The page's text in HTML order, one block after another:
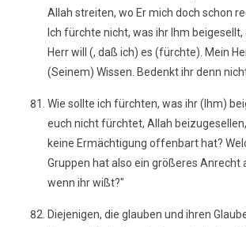
Allah streiten, wo Er mich doch schon
Ich fürchte nicht, was ihr Ihm
Herr will (, daß ich) es (fürchte). Mein
(Seinem) Wissen. Bedenkt ihr denn
Wie sollte ich fürchten, was ihr (Ihm)
euch nicht fürchtet, Allah
keine Ermächtigung offenbart hat?
Gruppen hat also ein größeres Anrecht
wenn ihr wißt?"
Diejenigen, die glauben und ihren